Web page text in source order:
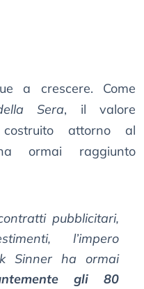
a crescere. Come
Sera, il valore
costruito attorno al
ormai raggiunto
pubblicitari,
l’impero
Sinner ha ormai
gli 80